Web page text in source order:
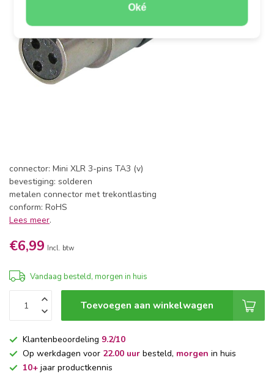
Oké
connector: Mini XLR 3-pins TA3 (v)
bevestiging: solderen
metalen connector met trekontlasting
conform: RoHS
Lees meer.
€6,99 Incl. btw
Vandaag besteld, morgen in huis
Toevoegen aan winkelwagen
Klantenbeoordeling 9.2/10
Op werkdagen voor 22.00 uur besteld, morgen in huis
10+ jaar productkennis